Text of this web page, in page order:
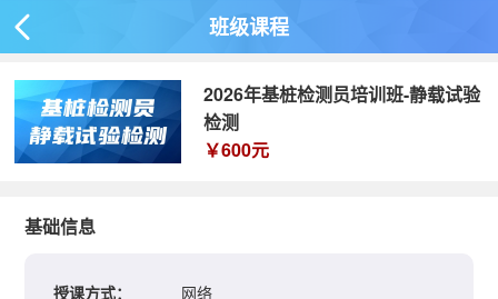
 班级课程
2026年基桩检测员培训班-静载试验
检测
￥600元
基础信息
授课方式：
网络